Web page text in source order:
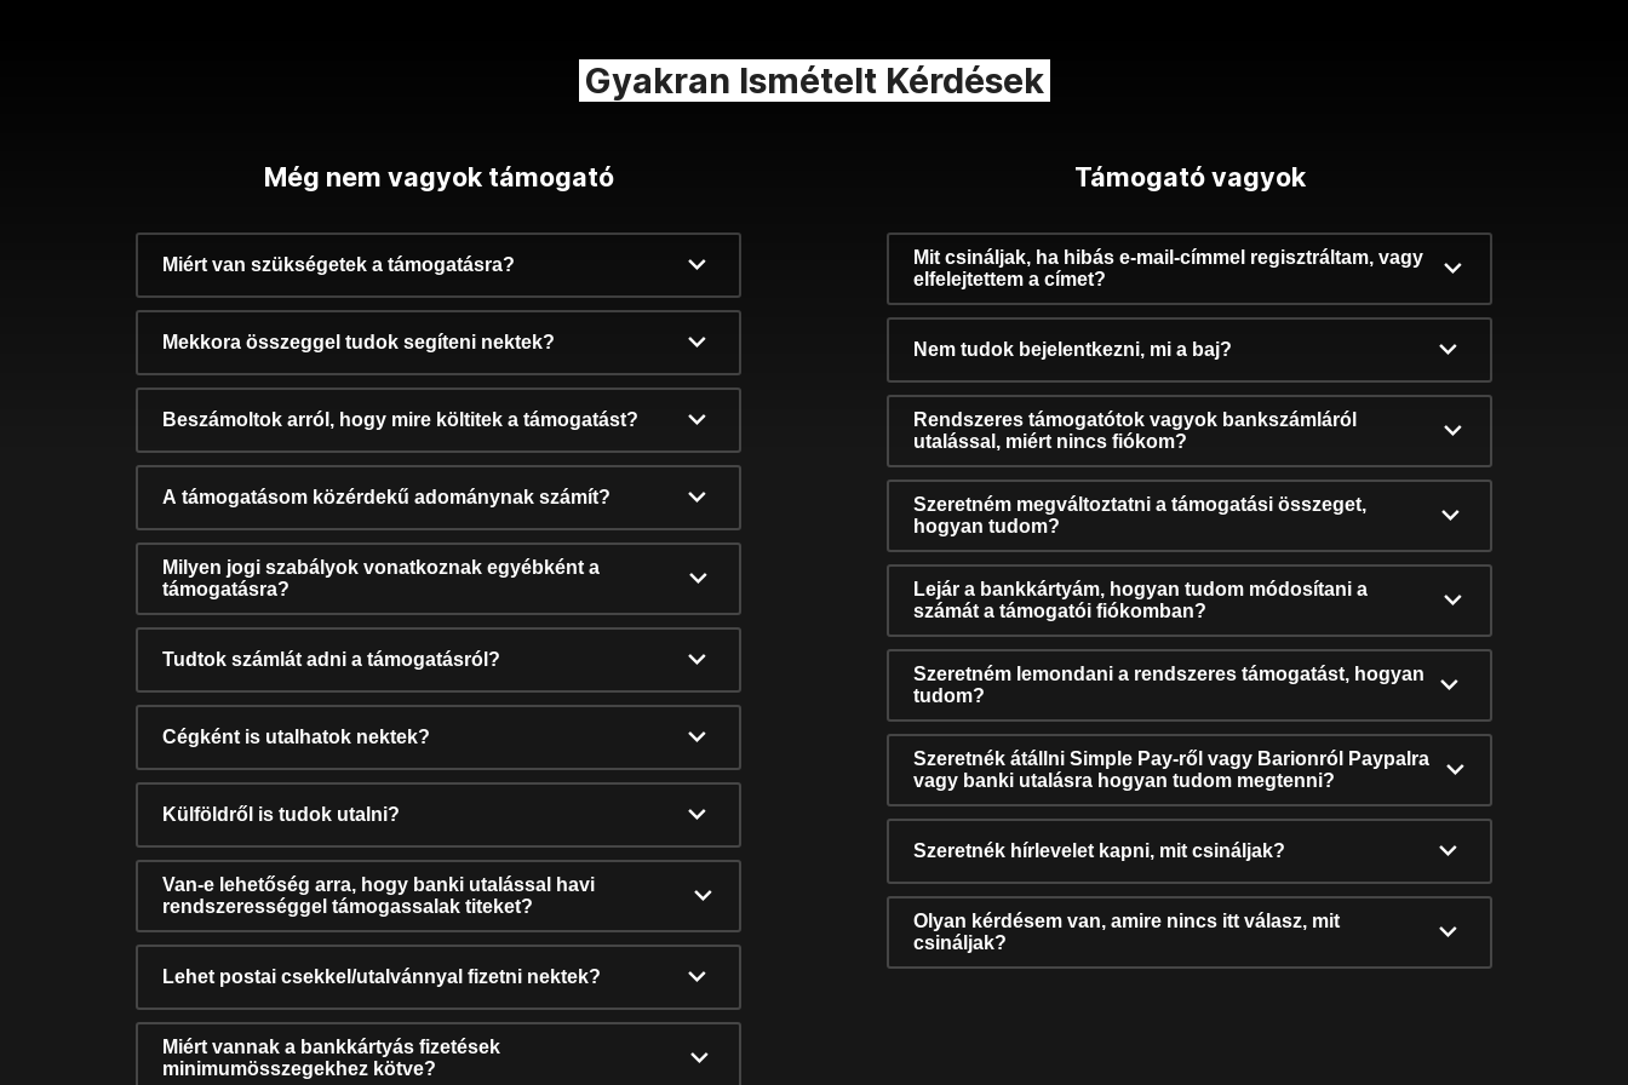
Gyakran Ismételt Kérdések
Még nem vagyok támogató
Miért van szükségetek a támogatásra?
Mekkora összeggel tudok segíteni nektek?
Beszámoltok arról, hogy mire költitek a támogatást?
A támogatásom közérdekű adománynak számít?
Milyen jogi szabályok vonatkoznak egyébként a
támogatásra?
Tudtok számlát adni a támogatásról?
Cégként is utalhatok nektek?
Külföldről is tudok utalni?
Van-e lehetőség arra, hogy banki utalással havi
rendszerességgel támogassalak titeket?
Lehet postai csekkel/utalvánnyal fizetni nektek?
Miért vannak a bankkártyás fizetések
minimumösszegekhez kötve?
Támogató vagyok
Mit csináljak, ha hibás e-mail-címmel regisztráltam, vagy
elfelejtettem a címet?
Nem tudok bejelentkezni, mi a baj?
Rendszeres támogatótok vagyok bankszámláról
utalással, miért nincs fiókom?
Szeretném megváltoztatni a támogatási összeget,
hogyan tudom?
Lejár a bankkártyám, hogyan tudom módosítani a
számát a támogatói fiókomban?
Szeretném lemondani a rendszeres támogatást, hogyan
tudom?
Szeretnék átállni Simple Pay-ről vagy Barionról Paypalra
vagy banki utalásra hogyan tudom megtenni?
Szeretnék hírlevelet kapni, mit csináljak?
Olyan kérdésem van, amire nincs itt válasz, mit
csináljak?